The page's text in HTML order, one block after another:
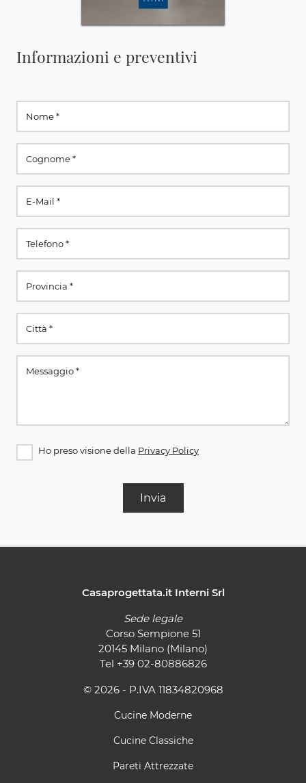
Informazioni e preventivi
Ho preso visione della Privacy Policy
Invia
Casaprogettata.it Interni Srl
Sede legale
Corso Sempione 51
20145 Milano (Milano)
Tel +39 02-80886826
© 2026 - P.IVA 11834820968
Cucine Moderne
Cucine Classiche
Pareti Attrezzate